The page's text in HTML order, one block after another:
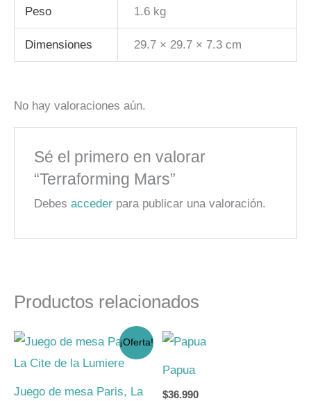
Peso 1.6 kg
Dimensiones 29.7 × 29.7 × 7.3 cm
No hay valoraciones aún.
Sé el primero en valorar
“Terraforming Mars”
Debesacceder para publicar una valoración.
Productos relacionados
¡Oferta!
Juego de mesa Paris, La
El
original
$23.990.
El
actual
$19.990.
Papua
$36.990